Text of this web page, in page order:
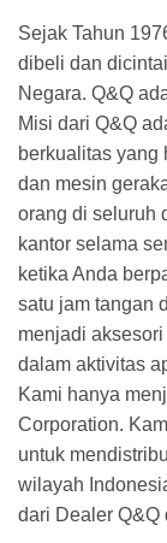
Sejak Tahun
dibeli dan
Negara. Q&Q
Misi dari Q&Q
berkualitas yang
dan mesin
orang di seluruh
kantor selama
ketika Anda
satu jam tangan
menjadi
dalam aktivitas
Kami hanya
Corporation.
untuk
wilayah
dari Dealer Q&Q